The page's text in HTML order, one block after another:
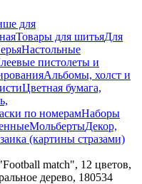
для
Товары для шитьяДля
Настольные
пистолеты и
Альбомы, холст и
Цветная бумага,
по номерамНаборы
МольбертыДекор,
(картины стразами)
match", 12 цветов,
дерево, 180534